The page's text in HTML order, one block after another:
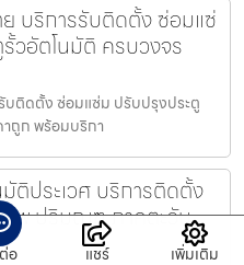
บริการรับติดตั้ง ซ่อมแซ่
วอัตโนมัติ ครบวงจร
บติดตั้ง ซ่อมแซ่ม ปรับปรุงประตู
าถูก พร้อมบริกา
ติประเวศ บริการติดตั้ง
ทพ ปริมณฑ ภาคตะวัน
อ แชร์ เพิ่มเติม